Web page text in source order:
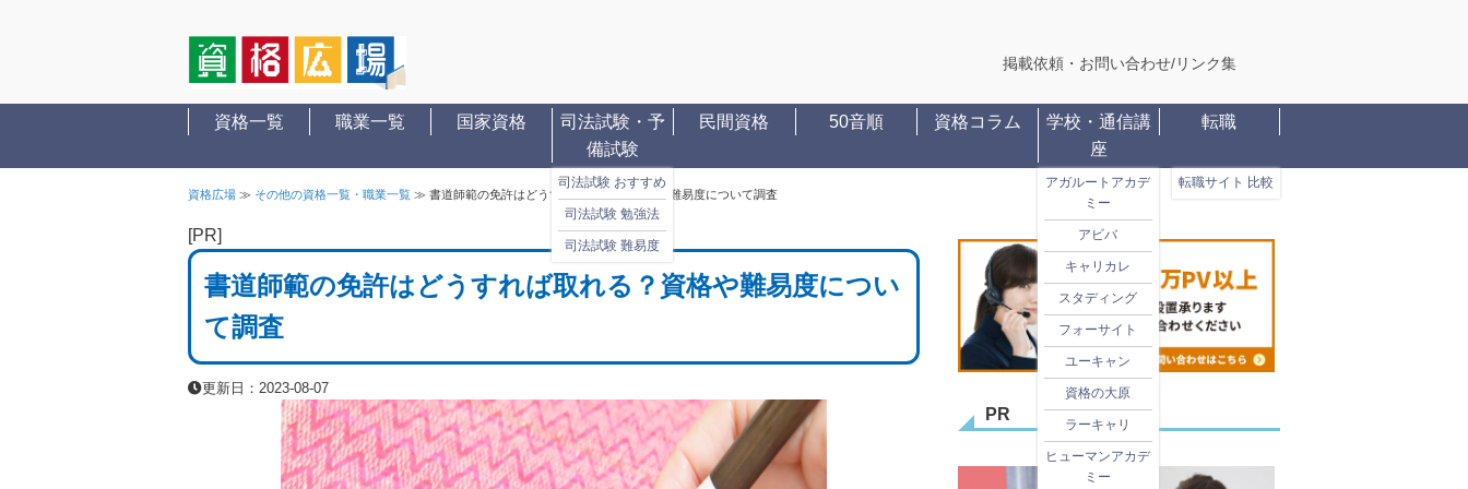
掲載依頼・お問い合わせ/リンク集
資格一覧 職業一覧 国家資格
司法試験・予
備試験
司法試験 おすすめ
司法試験 勉強法
司法試験 難易度
民間資格 50音順 資格コラム
学校・通信講
座
アガルートアカデ
ミー
アビバ
キャリカレ
スタディング
フォーサイト
ユーキャン
資格の大原
ラーキャリ
ヒューマンアカデ
ミー
転職
転職サイト 比較
資格広場 ≫ その他の資格一覧・職業一覧 ≫ 書道師範の免許はどうすれば取れる？資格や難易度について調査
[PR]
書道師範の免許はどうすれば取れる？資格や難易度につい
て調査
更新日：2023-08-07
PR